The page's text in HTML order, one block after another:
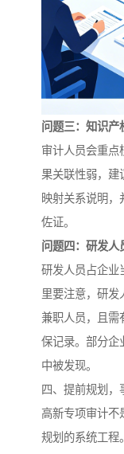
问题三：知识产
审计人员会重点
果关联性弱，建
映射关系说明，
佐证。
问题四：研发人
研发人员占企业
里要注意，研发
兼职人员，且需
保记录。部分企
中被发现。
四、提前规划，
高新专项审计不
规划的系统工程